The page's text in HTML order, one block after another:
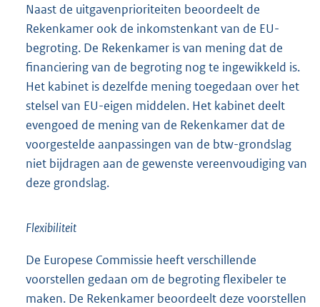
Naast de uitgavenprioriteiten beoordeelt de
Rekenkamer ook de inkomstenkant van de EU-
begroting. De Rekenkamer is van mening dat de
financiering van de begroting nog te ingewikkeld is.
Het kabinet is dezelfde mening toegedaan over het
stelsel van EU-eigen middelen. Het kabinet deelt
evengoed de mening van de Rekenkamer dat de
voorgestelde aanpassingen van de btw-grondslag
niet bijdragen aan de gewenste vereenvoudiging van
deze grondslag.
Flexibiliteit
De Europese Commissie heeft verschillende
voorstellen gedaan om de begroting flexibeler te
maken. De Rekenkamer beoordeelt deze voorstellen